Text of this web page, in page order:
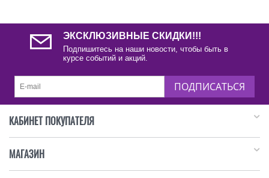
ЭКСКЛЮЗИВНЫЕ СКИДКИ!!!
Подпишитесь на наши новости, чтобы быть в
курсе событий и акций.
ПОДПИСАТЬСЯ
КАБИНЕТ ПОКУПАТЕЛЯ
МАГАЗИН